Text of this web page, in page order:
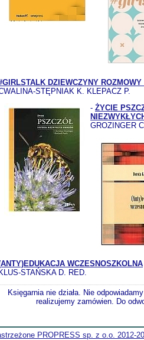
DZIEWCZYNY ROZMOWY
STĘPNIAK K. KLEPACZ P.
- ŻYCIE
GROZINGER
WCZESNOSZKOLNA
KLUS-STAŃSKA D. RED.
Księgarnia nie działa. Nie
realizujemy zamówien. Do
PROPRESS sp. z o.o. 2012-